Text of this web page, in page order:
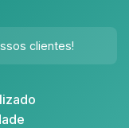
clientes!